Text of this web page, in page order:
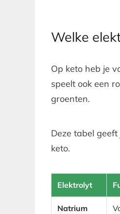
Welke
Op keto heb je
speelt ook een
groenten.
Deze tabel
keto.
Elektrolyt
Natrium